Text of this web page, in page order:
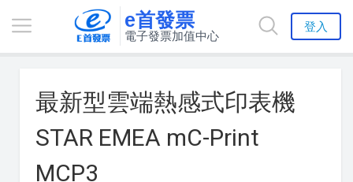
e首發票
電子發票加值中心
登入
最新型雲端熱感式印表機
STAR EMEA mC-Print
MCP3